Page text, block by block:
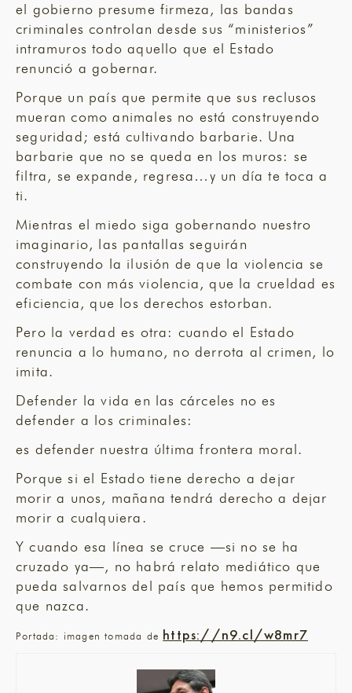
el gobierno presume firmeza, las bandas
criminales controlan desde sus “ministerios”
intramuros todo aquello que el Estado
renunció a gobernar.
Porque un país que permite que sus reclusos
mueran como animales no está construyendo
seguridad; está cultivando barbarie. Una
barbarie que no se queda en los muros: se
filtra, se expande, regresa…y un día te toca a
ti.
Mientras el miedo siga gobernando nuestro
imaginario, las pantallas seguirán
construyendo la ilusión de que la violencia se
combate con más violencia, que la crueldad es
eficiencia, que los derechos estorban.
Pero la verdad es otra: cuando el Estado
renuncia a lo humano, no derrota al crimen, lo
imita.
Defender la vida en las cárceles no es
defender a los criminales:
es defender nuestra última frontera moral.
Porque si el Estado tiene derecho a dejar
morir a unos, mañana tendrá derecho a dejar
morir a cualquiera.
Y cuando esa línea se cruce —si no se ha
cruzado ya—, no habrá relato mediático que
pueda salvarnos del país que hemos permitido
que nazca.
Portada: imagen tomada de https://n9.cl/w8mr7